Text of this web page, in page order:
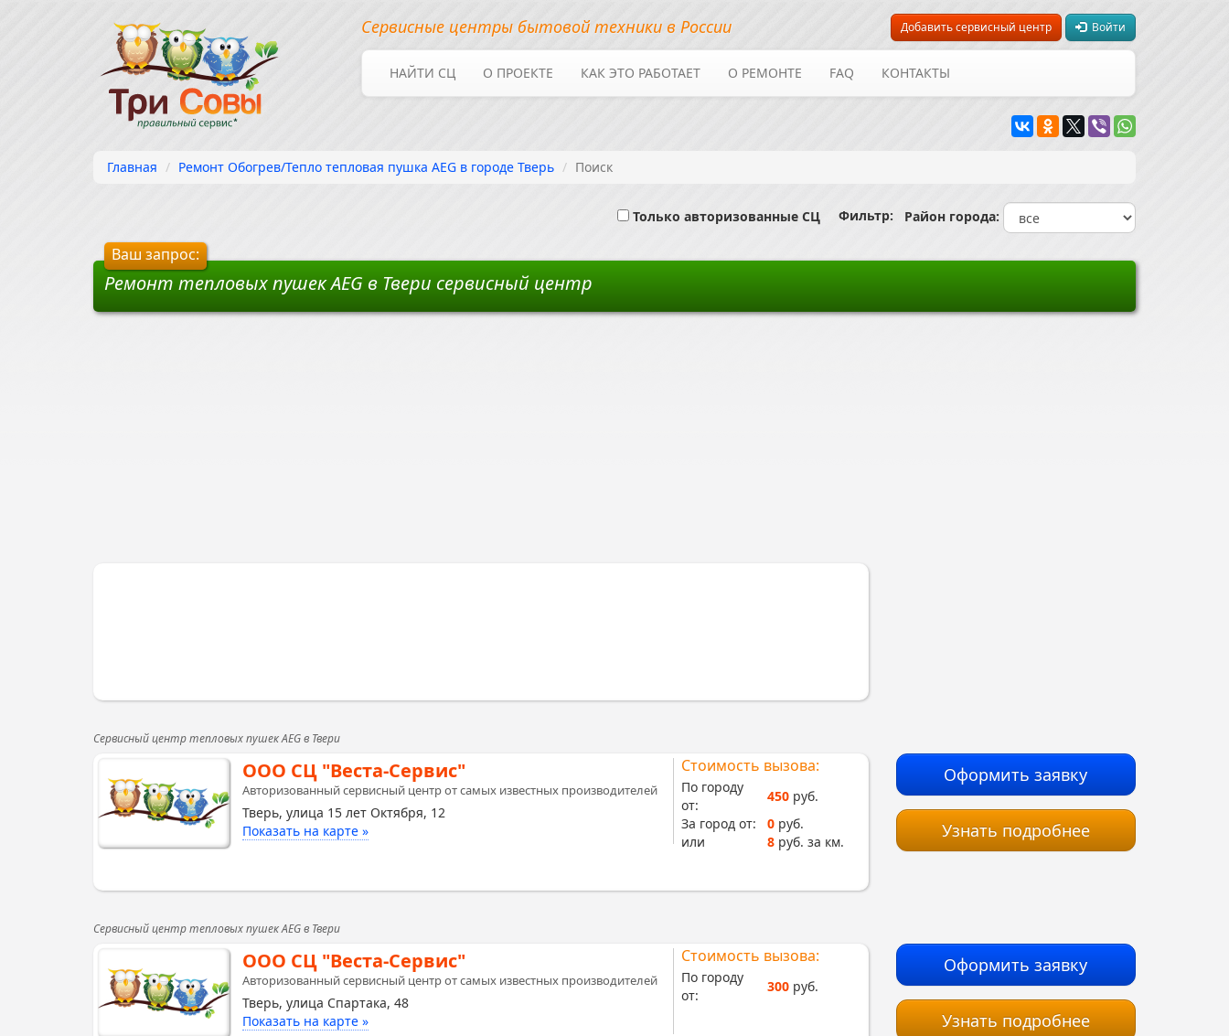
Добавить сервисный центр Войти
Сервисные центры бытовой техники в России
НАЙТИ СЦ О ПРОЕКТЕ КАК ЭТО РАБОТАЕТ О РЕМОНТЕ FAQ КОНТАКТЫ
Главная Ремонт Обогрев/Тепло тепловая пушка AEG в городе Тверь Поиск
Только авторизованные СЦ Фильтр: Район города:
Ваш запрос:
Ремонт тепловых пушек AEG в Твери сервисный центр
Сервисный центр тепловых пушек AEG в Твери
ООО СЦ "Веста-Сервис"
Авторизованный сервисный центр от самых известных производителей
Тверь, улица 15 лет Октября, 12
Показать на карте »
Стоимость вызова:
По городу
от:
450руб.
За город от:
0руб.
или
8руб. за км.
Оформить заявку
Узнать подробнее
Сервисный центр тепловых пушек AEG в Твери
ООО СЦ "Веста-Сервис"
Авторизованный сервисный центр от самых известных производителей
Тверь, улица Спартака, 48
Показать на карте »
Стоимость вызова:
По городу
от:
300руб.
Оформить заявку
Узнать подробнее